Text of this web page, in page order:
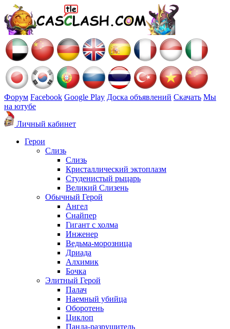
Форум Facebook Google Play Доска объявлений Скачать Мы
на ютубе
Личный кабинет
Герои
Слизь
Слизь
Кристаллический эктоплазм
Студенистый рыцарь
Великий Слизень
Обычный Герой
Ангел
Снайпер
Гигант с холма
Инженер
Ведьма-морозница
Дриада
Алхимик
Бочка
Элитный Герой
Палач
Наемный убийца
Оборотень
Циклоп
Панда-разрушитель